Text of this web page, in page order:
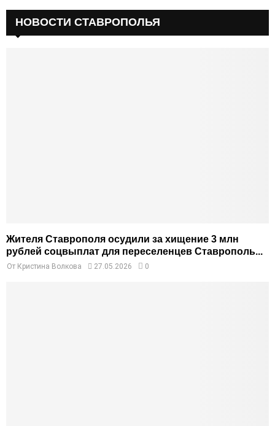
НОВОСТИ СТАВРОПОЛЬЯ
Жителя Ставрополя осудили за хищение 3 млн
рублей соцвыплат для переселенцев Ставрополь...
От Кристина Волкова 27.05.2026 0